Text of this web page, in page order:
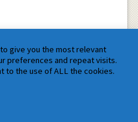
give you the most relevant
preferences and repeat visits.
to the use of ALL the cookies.